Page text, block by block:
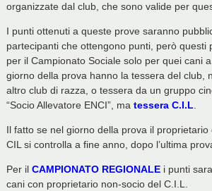
organizzate dal club, che sono valide per
I punti ottenuti a queste prove saranno
partecipanti che ottengono punti, però questi
per il Campionato Sociale solo per quei cani
giorno della prova hanno la tessera del club,
altro club di razza, o tessera da un gruppo
“Socio Allevatore ENCI”, ma tessera C.I.L.
Il fatto se nel giorno della prova il
CIL si controlla a fine anno, dopo l’ultima
Per il CAMPIONATO REGIONALEi punti
cani con proprietario non-socio del C.I.L.